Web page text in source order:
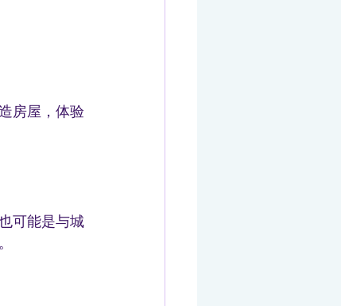
房屋，体验
可能是与城